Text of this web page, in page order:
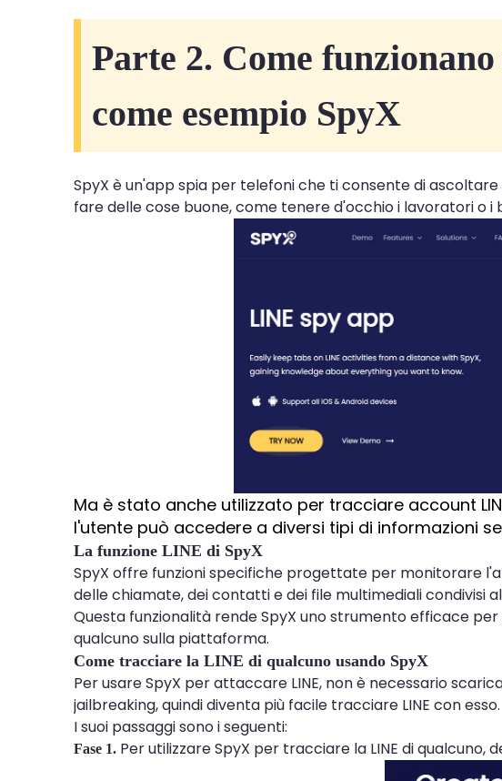
Parte 2. Come
come esempio SpyX
SpyX è un'app spia per telefoni che ti consente di
fare delle cose buone, come tenere d'occhio i lavoratori o i
Ma è stato anche utilizzato per tracciare account
l'utente può accedere a diversi tipi di informazioni
La funzione LINE di SpyX
SpyX offre funzioni specifiche progettate per monitorare
delle chiamate, dei contatti e dei file multimediali condivisi
Questa funzionalità rende SpyX uno strumento efficace
qualcuno sulla piattaforma.
Come tracciare la LINE di qualcuno usando SpyX
Per usare SpyX per attaccare LINE, non è necessario
jailbreaking, quindi diventa più facile tracciare LINE con esso.
I suoi passaggi sono i seguenti:
Fase 1. Per utilizzare SpyX per tracciare la LINE di qualcuno,